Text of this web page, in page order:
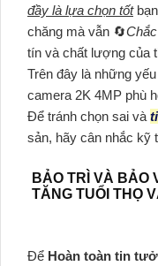
đầy là lựa chọn tốtbạn
chăng mà vẫn 🔄
tín và chất lượng của
Trên đây là những
camera 2K 4MP phù
Để tránh chọn sai và
sản, hãy cân nhắc kỹ
BẢO TRÌ VÀ BẢO
TĂNG TUỔI THỌ
Để Hoàn toàn tin